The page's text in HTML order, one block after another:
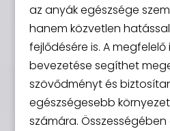
az anyák egészsége
hanem közvetlen
fejlődésére is. A megfelelő
bevezetése segíthet
szövődményt és
egészségesebb
számára.